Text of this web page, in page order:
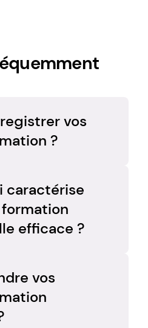
vos
?
votre écran
Éliminez les
la vidéo
pourront la
caractérise
efficace ?
et liée à un objectif
vos